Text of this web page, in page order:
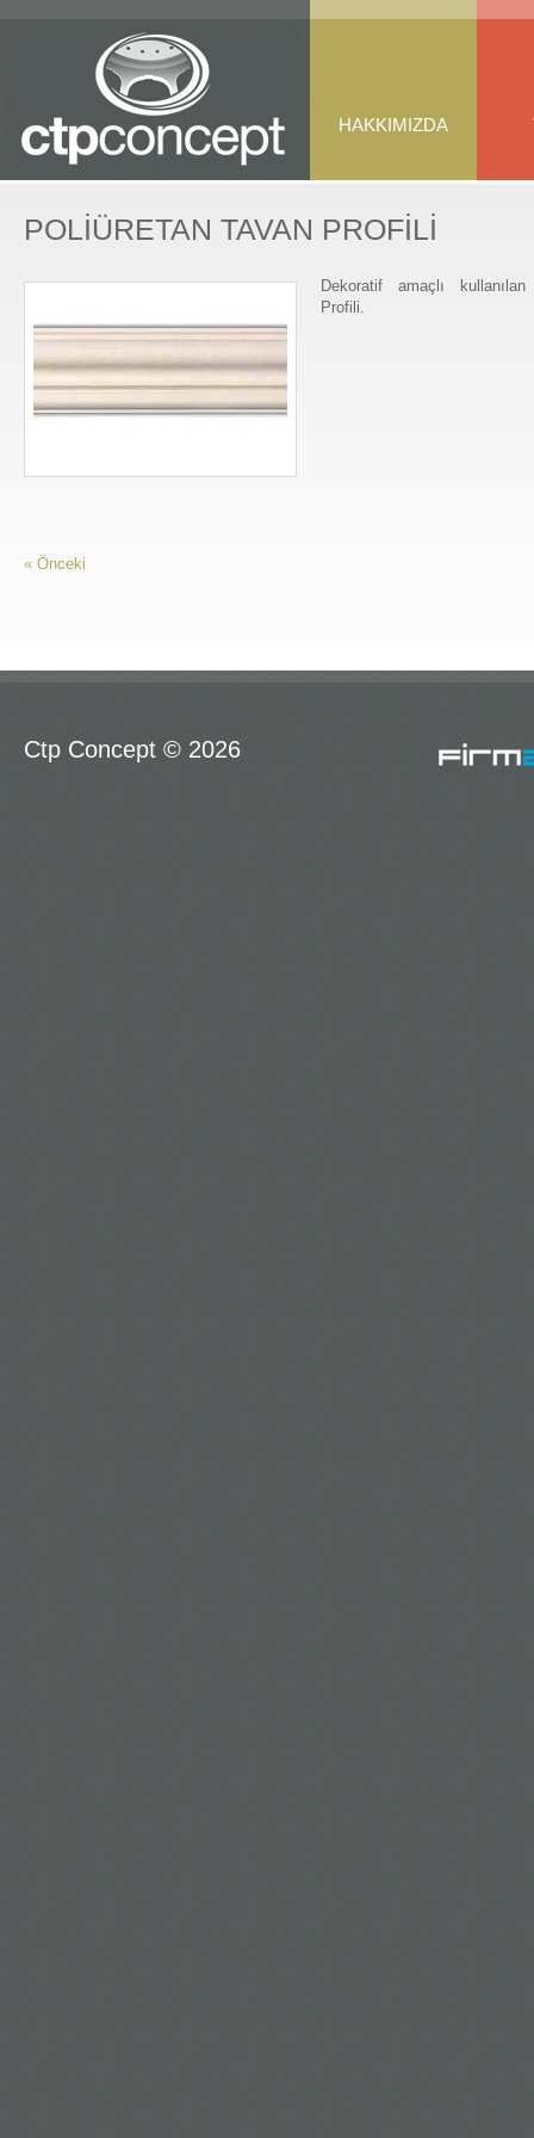
HAKKIMIZDA
POLİÜRETAN TAVAN PROFİLİ
Dekoratif amaçlı
Profili.
« Önceki
Ctp Concept © 2026